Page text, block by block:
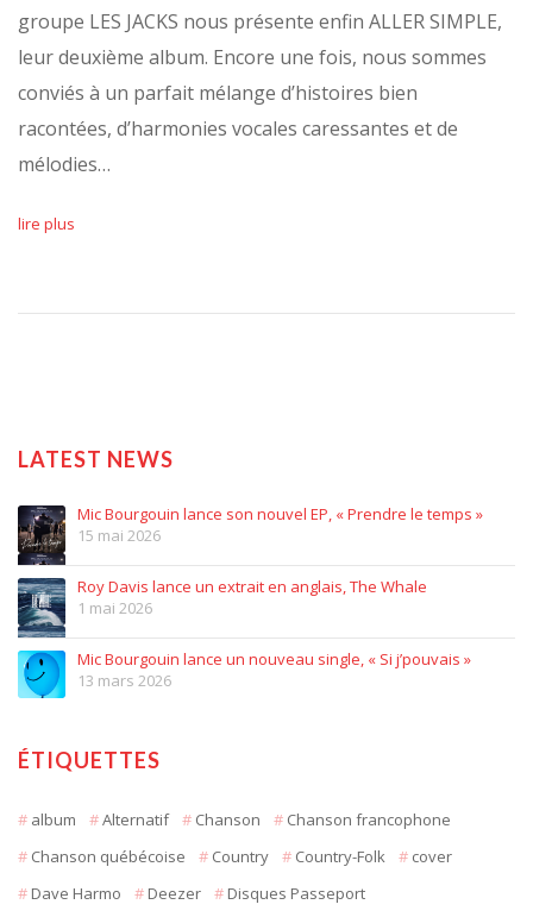
groupe LES JACKS nous présente enfin ALLER SIMPLE,
leur deuxième album. Encore une fois, nous sommes
conviés à un parfait mélange d’histoires bien
racontées, d’harmonies vocales caressantes et de
mélodies…
lire plus
LATEST NEWS
Mic Bourgouin lance son nouvel EP, « Prendre le temps »
15 mai 2026
Roy Davis lance un extrait en anglais, The Whale
1 mai 2026
Mic Bourgouin lance un nouveau single, « Si j’pouvais »
13 mars 2026
ÉTIQUETTES
album Alternatif Chanson
Chanson francophone
Chanson québécoise
Country Country-Folk
cover
Dave Harmo
Deezer
Disques Passeport